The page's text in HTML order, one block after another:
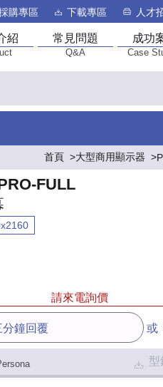
購專區 下載專區 人才
紹 常見問題
Q&A
成功
Case
首頁 大型商用顯示器
FULL
請來電詢價
分鐘回覆 或
型